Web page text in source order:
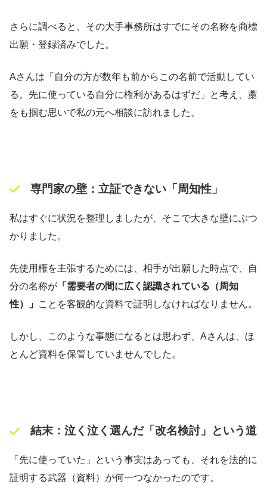
さらに調べると、その大手事務所はすでにその名称を商標
出願・登録済みでした。
Aさんは「自分の方が数年も前からこの名前で活動してい
る。先に使っている自分に権利があるはずだ」と考え、藁
をも掴む思いで私の元へ相談に訪れました。
専門家の壁：立証できない「周知性」
私はすぐに状況を整理しましたが、そこで大きな壁にぶつ
かりました。
先使用権を主張するためには、相手が出願した時点で、自
分の名称が 「需要者の間に広く認識されている（周知
性）」 ことを客観的な資料で証明しなければなりません。
しかし、このような事態になるとは思わず、Aさんは、ほ
とんど資料を保管していませんでした。
結末：泣く泣く選んだ「改名検討」という道
「先に使っていた」という事実はあっても、それを法的に
証明する武器（資料）が何一つなかったのです。